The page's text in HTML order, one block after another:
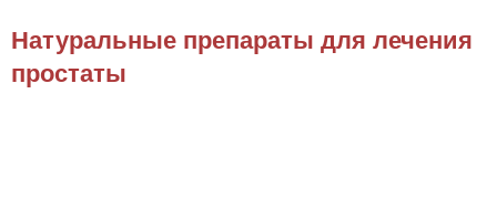
Натуральные препараты для лечения
простаты